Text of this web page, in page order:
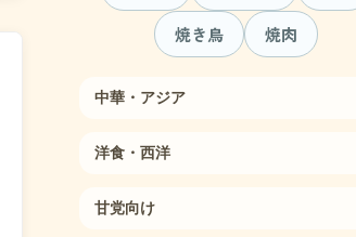
焼き鳥 焼肉
中華・アジア
洋食・西洋
甘党向け